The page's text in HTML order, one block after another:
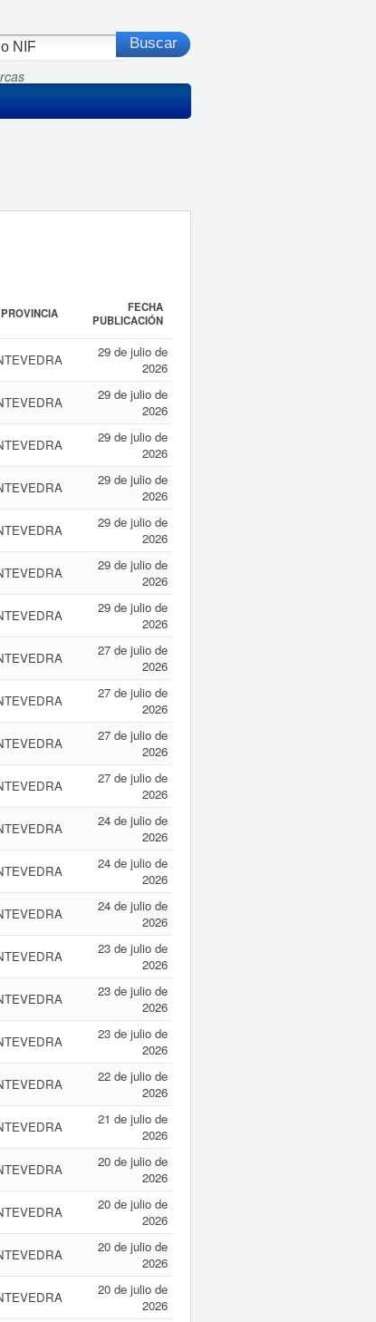
PROVINCIA
FECHA
PUBLICACIÓN
29 de julio de
2026
29 de julio de
2026
29 de julio de
2026
29 de julio de
2026
29 de julio de
2026
29 de julio de
2026
29 de julio de
2026
27 de julio de
2026
27 de julio de
2026
27 de julio de
2026
27 de julio de
2026
24 de julio de
2026
24 de julio de
2026
24 de julio de
2026
23 de julio de
2026
23 de julio de
2026
23 de julio de
2026
22 de julio de
2026
21 de julio de
2026
20 de julio de
2026
20 de julio de
2026
20 de julio de
2026
20 de julio de
2026